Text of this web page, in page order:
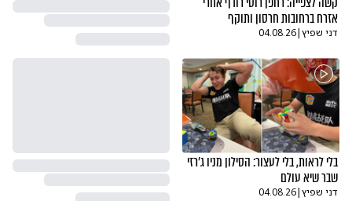
אזרח ברחובות חרסון ותוקף
דני שפיץ|
04.08.26
בלי לראות, בלי לעצור: הסילון מניו ג'רזי
שבר שיא עולם
דני שפיץ|
04.08.26